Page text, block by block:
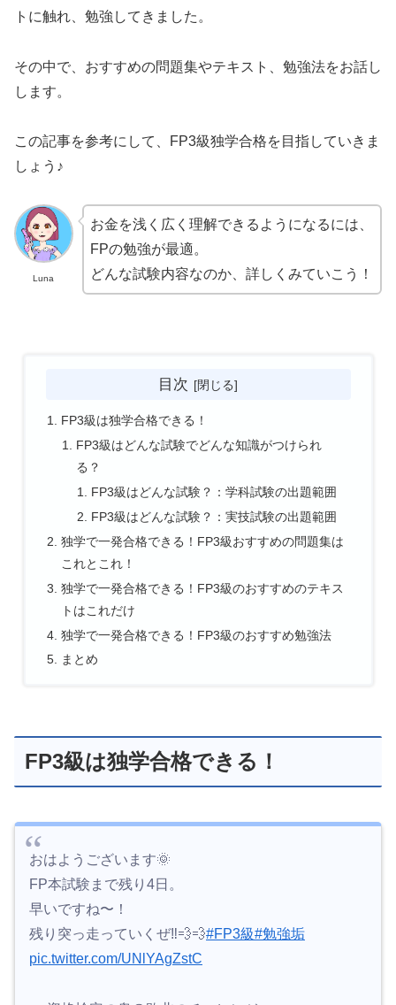
トに触れ、勉強してきました。
その中で、おすすめの問題集やテキスト、勉強法をお話し
します。
この記事を参考にして、FP3級独学合格を目指していきま
しょう♪
Luna
お金を浅く広く理解できるようになるには、
FPの勉強が最適。
どんな試験内容なのか、詳しくみていこう！
目次
FP3級は独学合格できる！
FP3級はどんな試験でどんな知識がつけられ
る？
FP3級はどんな試験？：学科試験の出題範囲
FP3級はどんな試験？：実技試験の出題範囲
独学で一発合格できる！FP3級おすすめの問題集は
これとこれ！
独学で一発合格できる！FP3級のおすすめのテキス
トはこれだけ
独学で一発合格できる！FP3級のおすすめ勉強法
まとめ
FP3級は独学合格できる！
おはようございます🌞
FP本試験まで残り4日。
早いですね〜！
残り突っ走っていくぜ‼️💨💨#FP3級#勉強垢
pic.twitter.com/UNlYAgZstC